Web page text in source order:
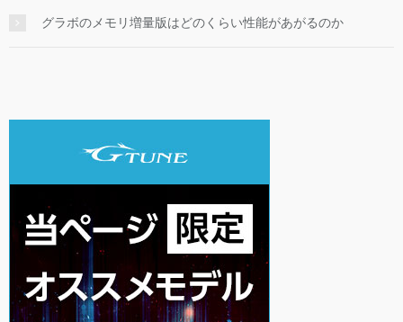
グラボのメモリ増量版はどのくらい性能があがるのか